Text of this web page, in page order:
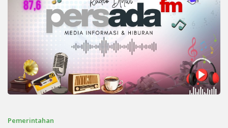
Pemerintahan